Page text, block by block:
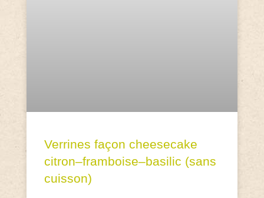
Verrines façon cheesecake
citron–framboise–basilic (sans
cuisson)